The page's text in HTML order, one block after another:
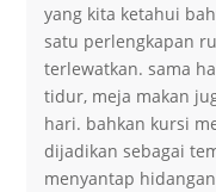
yang kita ketahui
satu perlengkapan
terlewatkan. sama
tidur, meja makan
hari. bahkan kursi
dijadikan sebagai
menyantap